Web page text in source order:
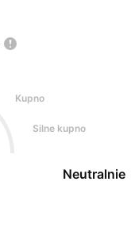
Kupno
Silne kupno
Neutralnie